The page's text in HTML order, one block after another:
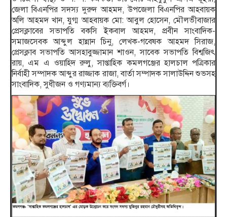
জেলা বিএনপির সদস্য দুরুদ আহমদ, উপজেলা বিএনপির আহবায়ক
অলি আহমদ খান, যুগ্ম আহবায়ক মো: আবুল হোসেন, মৌলভীবাজার
প্রেসক্লাবের সভাপতি বকসি ইকবাল আহমদ, প্রবীন সাংবাদিক-
সমাজসেবক আব্দুল হান্নান চিনু, লেখক-গবেষক আহমদ সিরাজ,
প্রেসক্লাব সভাপতি আসহাবুজ্জামান শাওন, সাবেক সভাপতি বিশ্বজিৎ
রায়, এম এ ওয়াহিদ রুলু, সাপ্তাহিক কমলগঞ্জের হালচাল পত্রিকার
নির্বাহী সম্পাদক আব্দুর রাজ্জাক রাজা, বার্তা সম্পাদক সালাউদ্দিন শুভসহ
সাংবাদিক, সুধীজন ও গণ্যমান্য ব্যক্তিবর্গ।